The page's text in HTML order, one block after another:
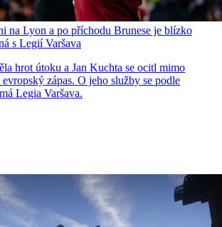
na Lyon a po příchodu Brunese je blízko
s Legií Varšava
hrot útoku a Jan Kuchta se ocitl mimo
zápas. O jeho služby se podle
Legia Varšava.